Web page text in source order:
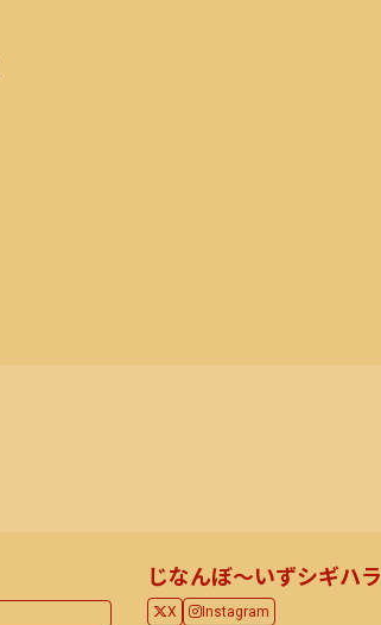
じなんぼ～いずシギハラ
X Instagram